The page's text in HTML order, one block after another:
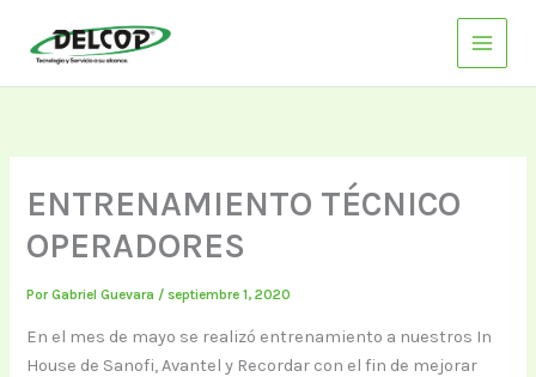
contenido
ENTRENAMIENTO TÉCNICO
OPERADORES
PorGabriel Guevara /septiembre 1, 2020
En el mes de mayo se realizó entrenamiento a nuestros In
House de Sanofi, Avantel y Recordar con el fin de mejorar